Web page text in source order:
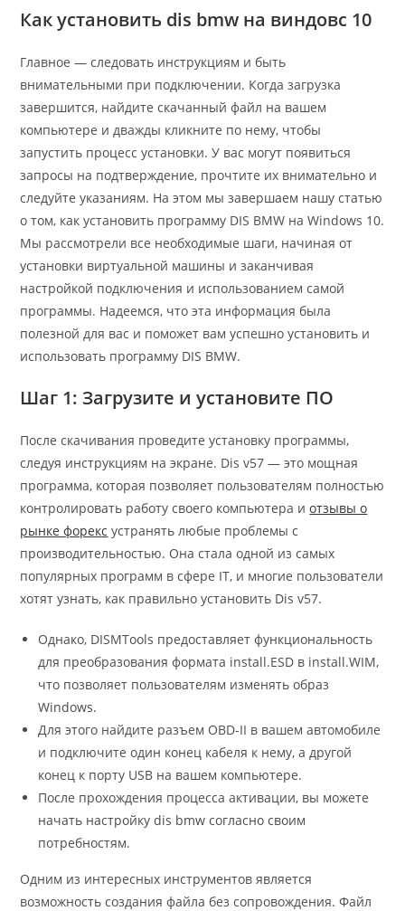
Как установить dis bmw на виндовс 10
Главное — следовать инструкциям и быть
внимательными при подключении. Когда загрузка
завершится, найдите скачанный файл на вашем
компьютере и дважды кликните по нему, чтобы
запустить процесс установки. У вас могут появиться
запросы на подтверждение, прочтите их внимательно и
следуйте указаниям. На этом мы завершаем нашу статью
о том, как установить программу DIS BMW на Windows 10.
Мы рассмотрели все необходимые шаги, начиная от
установки виртуальной машины и заканчивая
настройкой подключения и использованием самой
программы. Надеемся, что эта информация была
полезной для вас и поможет вам успешно установить и
использовать программу DIS BMW.
Шаг 1: Загрузите и установите ПО
После скачивания проведите установку программы,
следуя инструкциям на экране. Dis v57 — это мощная
программа, которая позволяет пользователям полностью
контролировать работу своего компьютера иотзывы о
рынке форекс устранять любые проблемы с
производительностью. Она стала одной из самых
популярных программ в сфере IT, и многие пользователи
хотят узнать, как правильно установить Dis v57.
Однако, DISMTools предоставляет функциональность
для преобразования формата install.ESD в install.WIM,
что позволяет пользователям изменять образ
Windows.
Для этого найдите разъем OBD-II в вашем автомобиле
и подключите один конец кабеля к нему, а другой
конец к порту USB на вашем компьютере.
После прохождения процесса активации, вы можете
начать настройку dis bmw согласно своим
потребностям.
Одним из интересных инструментов является
возможность создания файла без сопровождения. Файл